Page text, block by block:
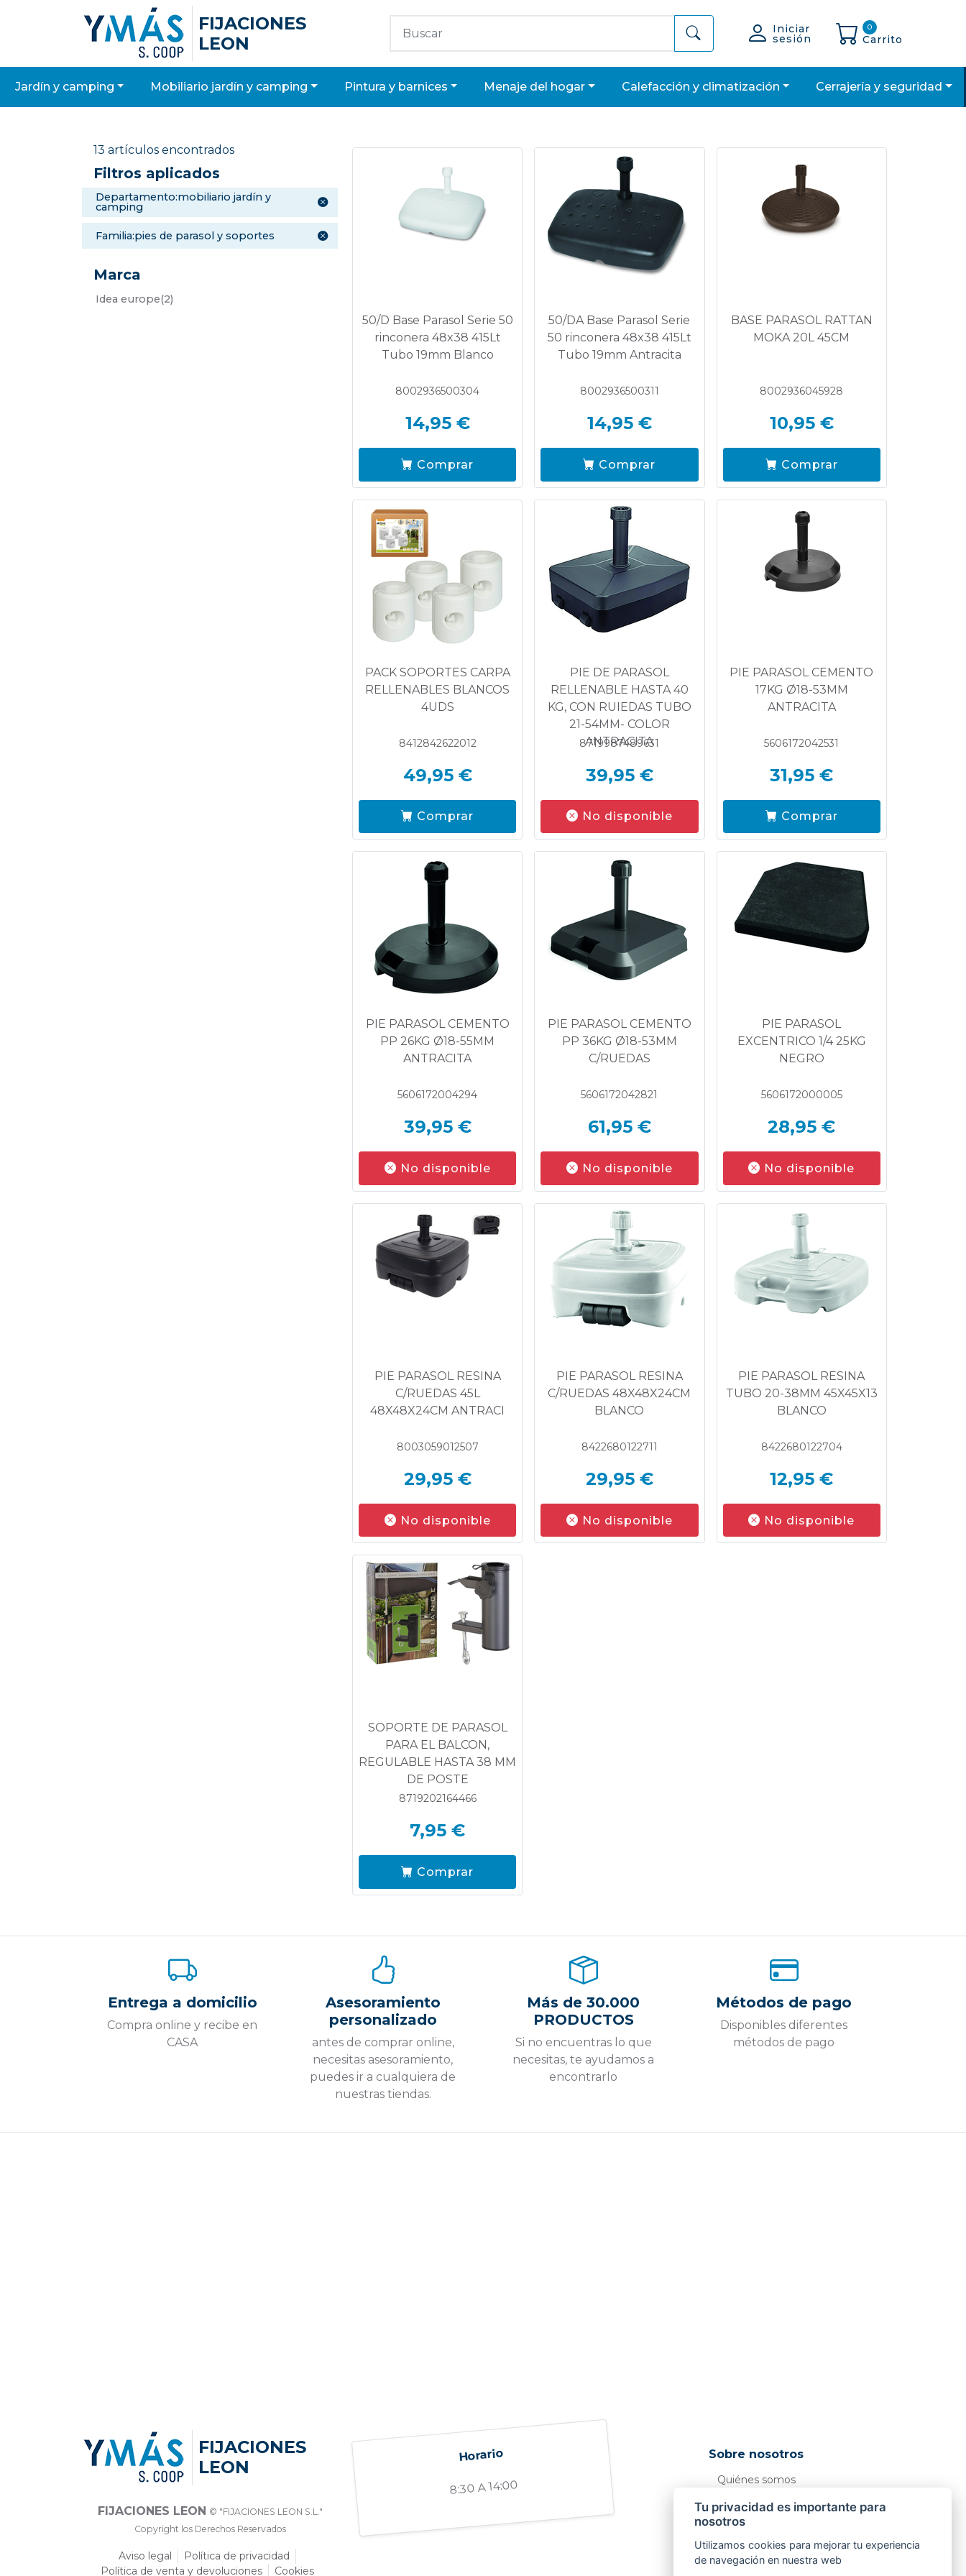
FIJACIONES
LEON
Iniciar
sesión
0
Carrito
jardín y camping mobiliario jardín y camping pintura y barnices menaje del hogar calefacción y climatización cerrajería y seguridad
13 artículos encontrados
Filtros aplicados
departamento:mobiliario jardín y
camping
familia:pies de parasol y soportes
Marca
idea europe(2)
50/D Base Parasol Serie 50
rinconera 48x38 415Lt
Tubo 19mm Blanco
8002936500304
14,95 €
Comprar
50/DA Base Parasol Serie
50 rinconera 48x38 415Lt
Tubo 19mm Antracita
8002936500311
14,95 €
Comprar
BASE PARASOL RATTAN
MOKA 20L 45CM
8002936045928
10,95 €
Comprar
PACK SOPORTES CARPA
RELLENABLES BLANCOS
4UDS
8412842622012
49,95 €
Comprar
PIE DE PARASOL
RELLENABLE HASTA 40
KG, CON RUIEDAS TUBO
21-54MM- COLOR
ANTRACITA
8719987489631
39,95 €
No disponible
PIE PARASOL CEMENTO
17KG Ø18-53MM
ANTRACITA
5606172042531
31,95 €
Comprar
PIE PARASOL CEMENTO
PP 26KG Ø18-55MM
ANTRACITA
5606172004294
39,95 €
No disponible
PIE PARASOL CEMENTO
PP 36KG Ø18-53MM
C/RUEDAS
5606172042821
61,95 €
No disponible
PIE PARASOL
EXCENTRICO 1/4 25KG
NEGRO
5606172000005
28,95 €
No disponible
PIE PARASOL RESINA
C/RUEDAS 45L
48X48X24CM ANTRACI
8003059012507
29,95 €
No disponible
PIE PARASOL RESINA
C/RUEDAS 48X48X24CM
BLANCO
8422680122711
29,95 €
No disponible
PIE PARASOL RESINA
TUBO 20-38MM 45X45X13
BLANCO
8422680122704
12,95 €
No disponible
SOPORTE DE PARASOL
PARA EL BALCON,
REGULABLE HASTA 38 MM
DE POSTE
8719202164466
7,95 €
Comprar
Entrega a domicilio
Compra online y recibe en
CASA
Asesoramiento
personalizado
antes de comprar online,
necesitas asesoramiento,
puedes ir a cualquiera de
nuestras tiendas.
Más de 30.000
PRODUCTOS
Si no encuentras lo que
necesitas, te ayudamos a
encontrarlo
Métodos de pago
Disponibles diferentes
métodos de pago
FIJACIONES
LEON
FIJACIONES LEON © "FIJACIONES LEON S.L."
Copyright los Derechos Reservados
Aviso legal
Política de privacidad
Política de venta y devoluciones
Cookies
Horario
8:30 A 14:00
Sobre nosotros
Quiénes somos
Tu privacidad es importante para
nosotros
Utilizamos cookies para mejorar tu experiencia
de navegación en nuestra web